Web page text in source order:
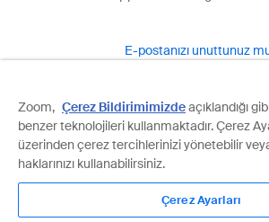
E-postanızı unuttunuz
Zoom, reCAPTCHA ile korunmakta
Gizlilik PolitikasıveHizmet
Zoom, Çerez Bildirimimizdeaçıklandığı
benzer teknolojileri kullanmaktadır. Çerez
üzerinden çerez tercihlerinizi yönetebilir
haklarınızı kullanabilirsiniz.
Çerez Ayarları